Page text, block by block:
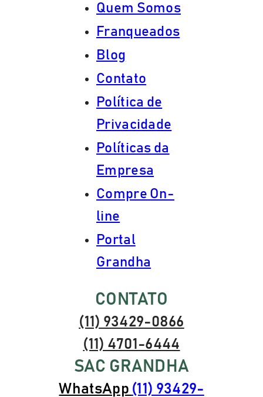
Quem Somos
Franqueados
Blog
Contato
Política de
Privacidade
Políticas da
Empresa
Compre On-
line
Portal
Grandha
CONTATO
(11) 93429-0866
(11) 4701-6444
SAC GRANDHA
WhatsApp (11) 93429-